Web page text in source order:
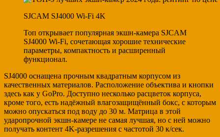
SJCAM SJ4000 Wi-Fi 4K
Топ открывает популярная экшн-камера SJCAM
SJ4000 Wi-Fi, сочетающая хорошие технические
параметры, компактность и расширенный
функционал.
SJ4000 оснащена прочным квадратным корпусом из
качественных материалов. Расположение объектива и кнопки
здесь как у GoPro. Доступно несколько расцветок корпуса,
кроме того, есть надёжный влагозащищённый бокс, с которым
можно опускаться под воду до 30 м. Матрица в этой
ударопрочной экшн-камере не самая лучшая, но с ней можно
получать контент 4K-разрешения с частотой 30 к/сек.